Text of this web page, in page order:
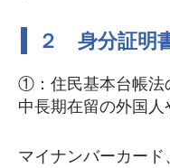
２ 身分証明
①：住民基本台帳法
中長期在留の外国人
マイナンバーカー